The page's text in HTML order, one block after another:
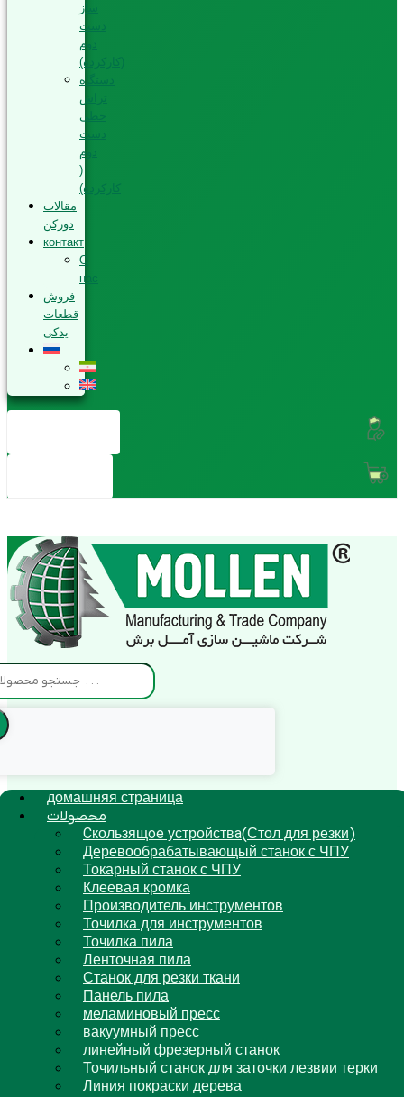
ساز
دست
دوم
(کارکرده)
دستگاه
تراش
خطی
دست
دوم
(
کارکرده)
مقالات
دورکن
контакт
О
нас
فروش
قطعات
یدکی
домашняя страница
محصولات
Cкользящoe устройствa(Стол для резки)
Деревообрабатывающый станок с ЧПУ
Токарный станок с ЧПУ
Клеевая кромка
Производитель инструментов
Точилка для инструментов
Точилка пила
Ленточная пила
Станок для резки ткани
Панель пила
меламиновый пресс
вакуумный пресс
линейный фрезерный станок
Точильный станок для заточки лезвии терки
Линия покраски дерева